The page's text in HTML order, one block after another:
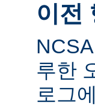
이전
루한
로그